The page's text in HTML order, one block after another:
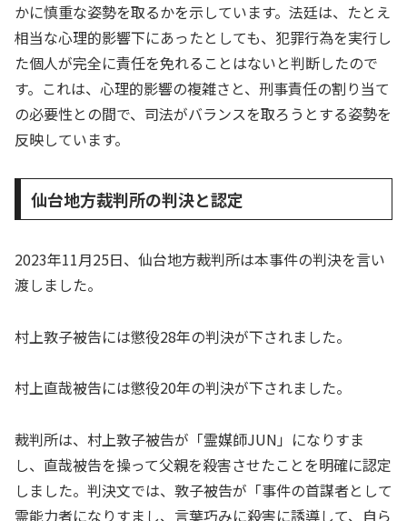
かに慎重な姿勢を取るかを示しています。法廷は、たとえ
相当な心理的影響下にあったとしても、犯罪行為を実行し
た個人が完全に責任を免れることはないと判断したので
す。これは、心理的影響の複雑さと、刑事責任の割り当て
の必要性との間で、司法がバランスを取ろうとする姿勢を
反映しています。
仙台地方裁判所の判決と認定
2023年11月25日、仙台地方裁判所は本事件の判決を言い
渡しました。
村上敦子被告には懲役28年の判決が下されました。
村上直哉被告には懲役20年の判決が下されました。
裁判所は、村上敦子被告が「霊媒師JUN」になりすま
し、直哉被告を操って父親を殺害させたことを明確に認定
しました。判決文では、敦子被告が「事件の首謀者として
霊能力者になりすまし、言葉巧みに殺害に誘導して、自ら